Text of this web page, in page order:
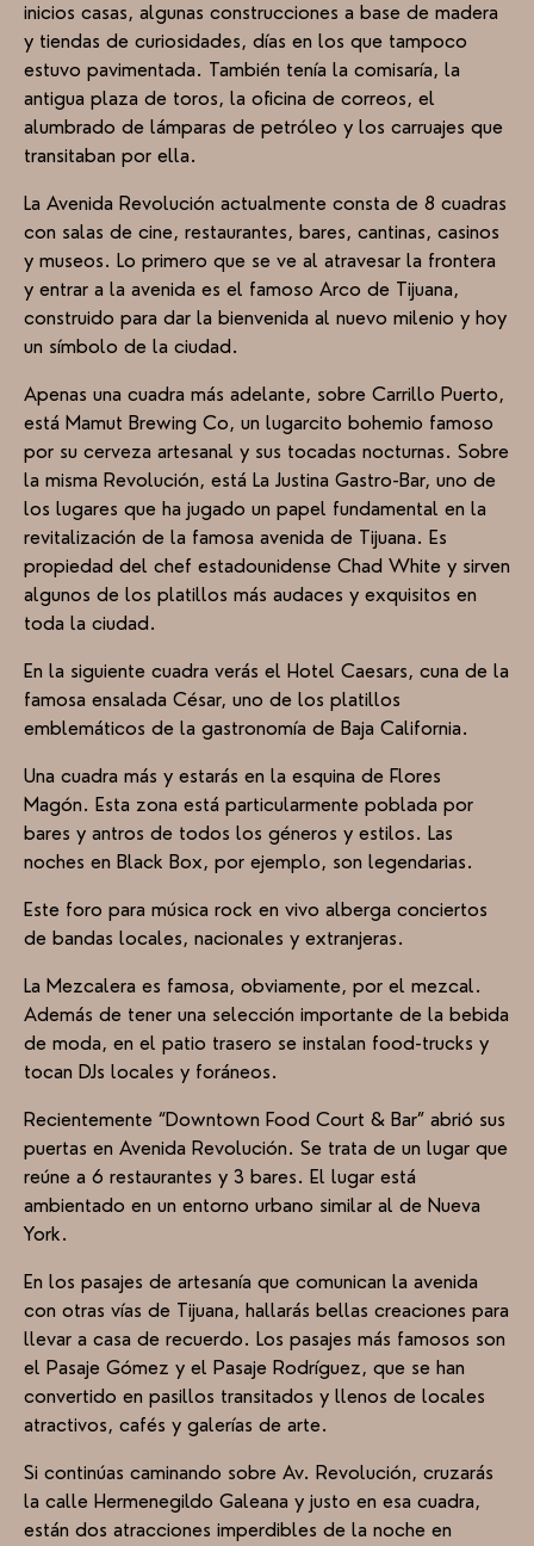
inicios casas, algunas construcciones a base de madera
y tiendas de curiosidades, días en los que tampoco
estuvo pavimentada. También tenía la comisaría, la
antigua plaza de toros, la oficina de correos, el
alumbrado de lámparas de petróleo y los carruajes que
transitaban por ella.
La Avenida Revolución actualmente consta de 8 cuadras
con salas de cine, restaurantes, bares, cantinas, casinos
y museos. Lo primero que se ve al atravesar la frontera
y entrar a la avenida es el famoso Arco de Tijuana,
construido para dar la bienvenida al nuevo milenio y hoy
un símbolo de la ciudad.
Apenas una cuadra más adelante, sobre Carrillo Puerto,
está Mamut Brewing Co, un lugarcito bohemio famoso
por su cerveza artesanal y sus tocadas nocturnas. Sobre
la misma Revolución, está La Justina Gastro-Bar, uno de
los lugares que ha jugado un papel fundamental en la
revitalización de la famosa avenida de Tijuana. Es
propiedad del chef estadounidense Chad White y sirven
algunos de los platillos más audaces y exquisitos en
toda la ciudad.
En la siguiente cuadra verás el Hotel Caesars, cuna de la
famosa ensalada César, uno de los platillos
emblemáticos de la gastronomía de Baja California.
Una cuadra más y estarás en la esquina de Flores
Magón. Esta zona está particularmente poblada por
bares y antros de todos los géneros y estilos. Las
noches en Black Box, por ejemplo, son legendarias.
Este foro para música rock en vivo alberga conciertos
de bandas locales, nacionales y extranjeras.
La Mezcalera es famosa, obviamente, por el mezcal.
Además de tener una selección importante de la bebida
de moda, en el patio trasero se instalan food-trucks y
tocan DJs locales y foráneos.
Recientemente “Downtown Food Court & Bar” abrió sus
puertas en Avenida Revolución. Se trata de un lugar que
reúne a 6 restaurantes y 3 bares. El lugar está
ambientado en un entorno urbano similar al de Nueva
York.
En los pasajes de artesanía que comunican la avenida
con otras vías de Tijuana, hallarás bellas creaciones para
llevar a casa de recuerdo. Los pasajes más famosos son
el Pasaje Gómez y el Pasaje Rodríguez, que se han
convertido en pasillos transitados y llenos de locales
atractivos, cafés y galerías de arte.
Si continúas caminando sobre Av. Revolución, cruzarás
la calle Hermenegildo Galeana y justo en esa cuadra,
están dos atracciones imperdibles de la noche en